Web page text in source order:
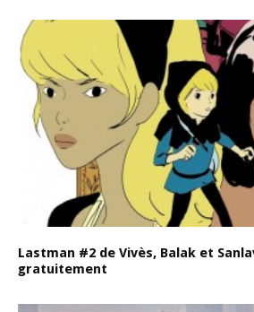
Lastman #2 de Vivès, Balak et
gratuitement